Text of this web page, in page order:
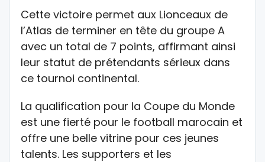
Cette victoire permet aux Lionceaux de
l’Atlas de terminer en tête du groupe A
avec un total de 7 points, affirmant ainsi
leur statut de prétendants sérieux dans
ce tournoi continental.
La qualification pour la Coupe du Monde
est une fierté pour le football marocain et
offre une belle vitrine pour ces jeunes
talents. Les supporters et les